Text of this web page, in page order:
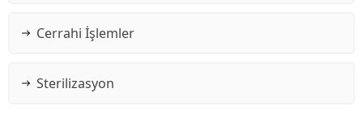
Cerrahi İşlemler
Sterilizasyon